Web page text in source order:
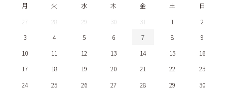
月 火 水 木 金 土
日
27
28 29 30 31 1
2
3
4 5 6 7 8
9
10
11 12 13 14 15
16
17
18 19 20 21 22
23
24
25 26 27 28 29
30